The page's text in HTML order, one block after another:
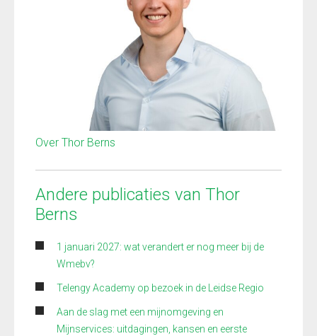
Over Thor Berns
Andere publicaties van Thor
Berns
1 januari 2027: wat verandert er nog meer bij de
Wmebv?
Telengy Academy op bezoek in de Leidse Regio
Aan de slag met een mijnomgeving en
Mijnservices: uitdagingen, kansen en eerste